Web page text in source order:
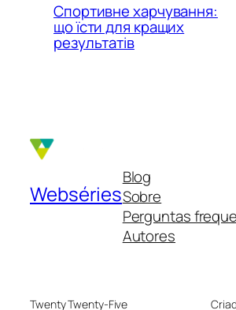
Спортивне харчування:
що їсти для кращих
результатів
Webséries
Blog
Sobre
Perguntas
Autores
Twenty Twenty-Five